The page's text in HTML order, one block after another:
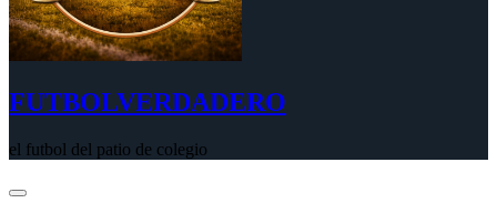
FUTBOLVERDADERO
el futbol del patio de colegio